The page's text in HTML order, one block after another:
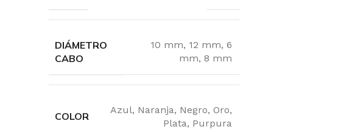
DIÁMETRO
CABO
10 mm, 12 mm, 6
mm, 8 mm
COLOR
Azul, Naranja, Negro, Oro,
Plata, Purpura